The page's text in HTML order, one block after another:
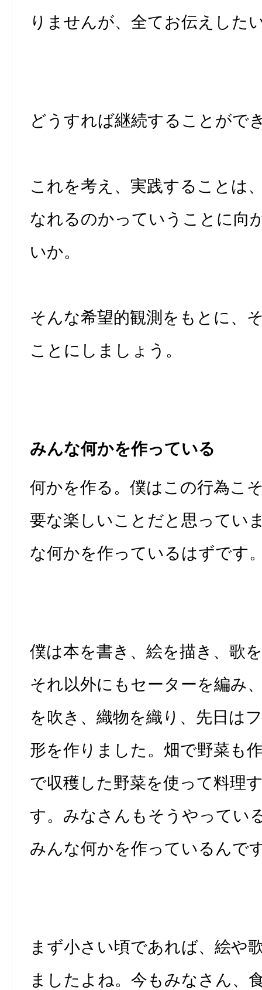
りませんが、全てお伝えした
どうすれば継続することがで
これを考え、実践することは
なれるのかっていうことに向
いか。
そんな希望的観測をもとに、
ことにしましょう。
みんな何かを作っている
何かを作る。僕はこの行為こ
要な楽しいことだと思ってい
な何かを作っているはずです
僕は本を書き、絵を描き、歌
それ以外にもセーターを編み
を吹き、織物を織り、先日は
形を作りました。畑で野菜も
で収穫した野菜を使って料理
す。みなさんもそうやってい
みんな何かを作っているんで
まず小さい頃であれば、絵や
ましたよね。今もみなさん、